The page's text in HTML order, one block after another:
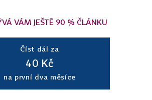
VÁM JEŠTĚ 90 % ČLÁNKU
Číst dál za
40 Kč
na první dva měsíce